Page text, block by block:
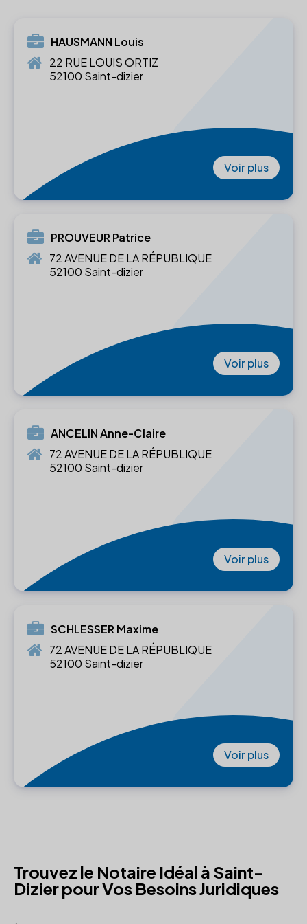
HAUSMANN Louis
22 RUE LOUIS ORTIZ
52100 Saint-dizier
Voir plus
PROUVEUR Patrice
72 AVENUE DE LA RÉPUBLIQUE
52100 Saint-dizier
Voir plus
ANCELIN Anne-Claire
72 AVENUE DE LA RÉPUBLIQUE
52100 Saint-dizier
Voir plus
SCHLESSER Maxime
72 AVENUE DE LA RÉPUBLIQUE
52100 Saint-dizier
Voir plus
Trouvez le Notaire Idéal à Saint-
Dizier pour Vos Besoins Juridiques